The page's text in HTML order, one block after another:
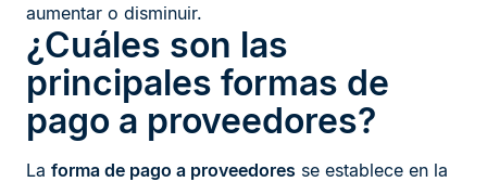
aumentar o disminuir.
¿Cuáles son las
principales formas de
pago a proveedores?
La forma de pago a proveedores se establece en la